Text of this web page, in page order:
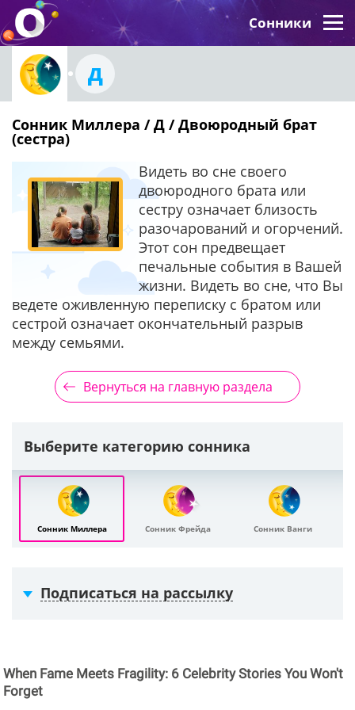
Сонники
Д
Сонник Миллера / Д / Двоюродный брат
(сестра)
Видеть во сне своего
двоюродного брата или
сестру означает близость
разочарований и огорчений.
Этот сон предвещает
печальные события в Вашей
жизни. Видеть во сне, что Вы
ведете оживленную переписку с братом или
сестрой означает окончательный разрыв
между семьями.
Вернуться на главную раздела
Выберите категорию сонника
Сонник Миллера Сонник Фрейда Сонник Ванги
Подписаться на рассылку
When Fame Meets Fragility: 6 Celebrity Stories You Won't
Forget